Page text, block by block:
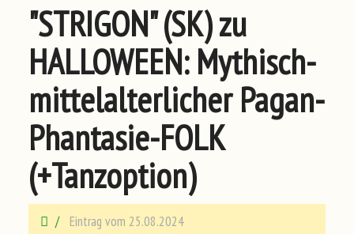
"STRIGON" (SK) zu
HALLOWEEN: Mythisch-
mittelalterlicher Pagan-
Phantasie-FOLK
(+Tanzoption)
Eintrag vom 25.08.2024